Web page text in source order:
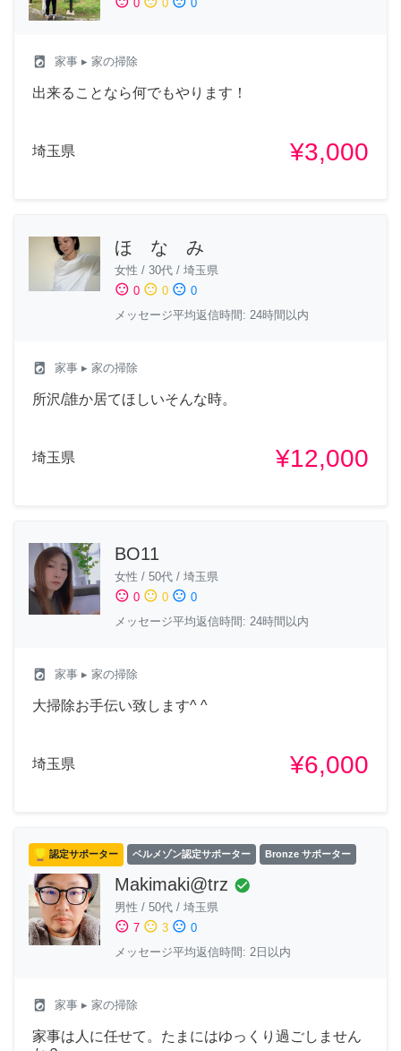
0 0 0
local_laundry_service 家事 ▸ 家の掃除
出来ることなら何でもやります！
埼玉県 ¥3,000
ほ な み
女性 / 30代 / 埼玉県
sentiment_satisfied 0 sentiment_neutral 0 sentiment_dissatisfied 0
メッセージ平均返信時間: 24時間以内
local_laundry_service 家事 ▸ 家の掃除
所沢/誰か居てほしいそんな時。
埼玉県 ¥12,000
BO11
女性 / 50代 / 埼玉県
sentiment_satisfied 0 sentiment_neutral 0 sentiment_dissatisfied 0
メッセージ平均返信時間: 24時間以内
local_laundry_service 家事 ▸ 家の掃除
大掃除お手伝い致します^ ^
埼玉県 ¥6,000
認定サポーター ベルメゾン認定サポーター Bronze サポーター
Makimaki@trz check_circle
男性 / 50代 / 埼玉県
sentiment_satisfied 7 sentiment_neutral 3 sentiment_dissatisfied 0
メッセージ平均返信時間: 2日以内
local_laundry_service 家事 ▸ 家の掃除
家事は人に任せて。たまにはゆっくり過ごしません